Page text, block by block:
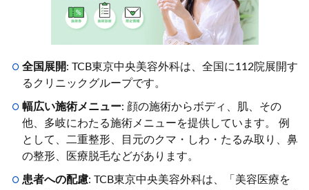
全国展開: TCB東京中央美容外科は、全国に112院展開す
るクリニックグループです。
幅広い施術メニュー: 顔の施術からボディ、肌、その
他、多岐にわたる施術メニューを提供しています。 例
として、二重整形、目元のクマ・しわ・たるみ取り、鼻
の整形、医療脱毛などがあります。
患者への配慮: TCB東京中央美容外科は、「美容医療を